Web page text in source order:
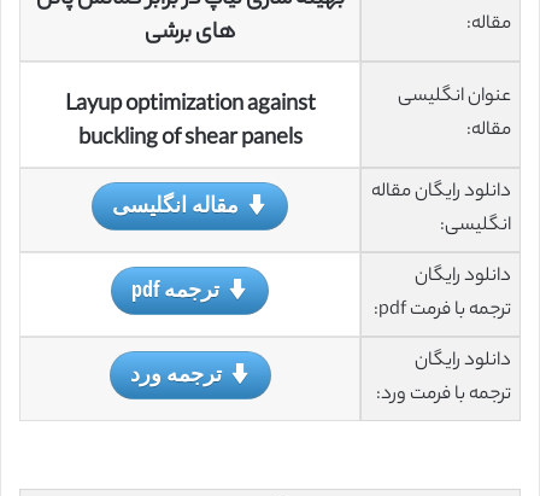
مقاله:
های برشی
عنوان انگلیسی
مقاله:
Layup optimization against
buckling of shear panels
دانلود رایگان مقاله
انگلیسی:
مقاله انگلیسی
دانلود رایگان
ترجمه با فرمت pdf:
ترجمه pdf
دانلود رایگان
ترجمه با فرمت ورد:
ترجمه ورد